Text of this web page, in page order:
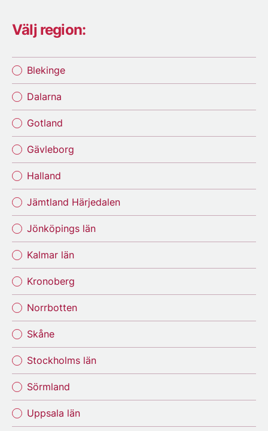
Välj region:
Blekinge
Dalarna
Gotland
Gävleborg
Halland
Jämtland Härjedalen
Jönköpings län
Kalmar län
Kronoberg
Norrbotten
Skåne
Stockholms län
Sörmland
Uppsala län